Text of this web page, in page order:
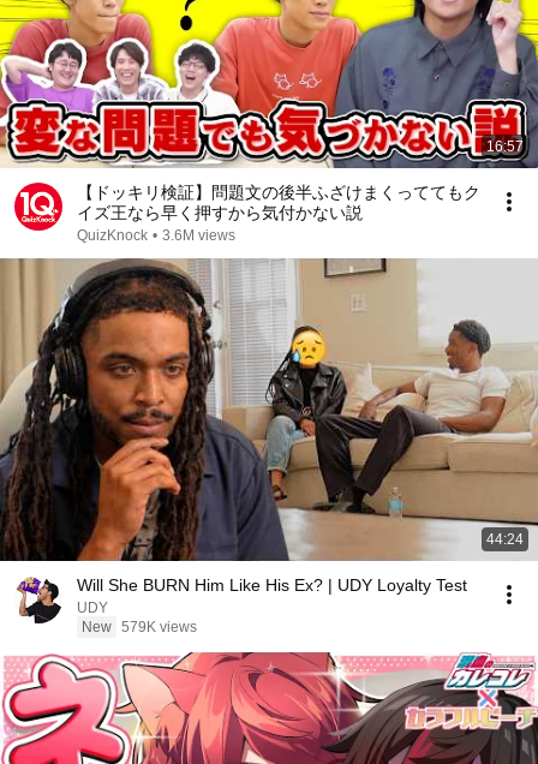
16:57
【ドッキリ検証】問題文の後半ふざけまくっててもク
イズ王なら早く押すから気付かない説
QuizKnock • 3.6M views
44:24
Will She BURN Him Like His Ex? | UDY Loyalty Test
UDY
New 579K views